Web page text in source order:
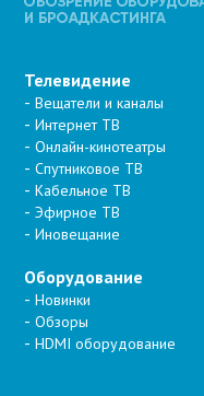
Телевидение
Вещатели и каналы
Интернет ТВ
Онлайн-кинотеатры
Спутниковое ТВ
Кабельное ТВ
Эфирное ТВ
Иновещание
Оборудование
Новинки
Обзоры
HDMI оборудование